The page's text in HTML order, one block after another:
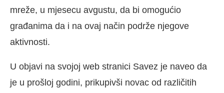
mreže, u mjesecu avgustu, da bi omogućio
građanima da i na ovaj način podrže njegove
aktivnosti.
U objavi na svojoj web stranici Savez je naveo da
je u prošloj godini, prikupivši novac od različitih